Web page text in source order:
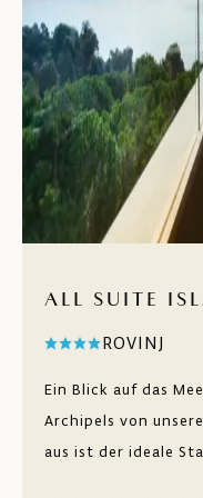
ALL SUITE
ROVINJ
Ein Blick auf das
Archipels von
aus ist der ideale